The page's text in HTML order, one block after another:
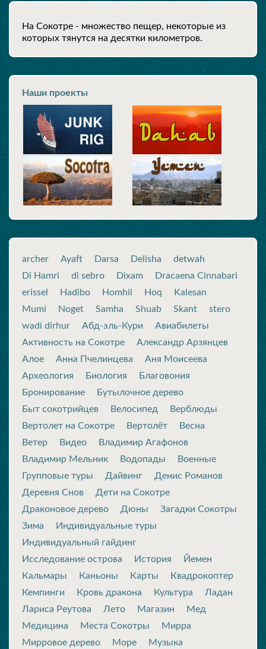
На Сокотре - множество пещер, некоторые из
которых тянутся на десятки километров.
Наши проекты
archer Ayaft Darsa Delisha
detwah
Di Hamri
di sebro Dixam
Dracaena Cinnabari
erissel
Hadibo Homhil Hoq
Kalesan
Mumi
Noget Samha Shuab Skant
stero
wadi dirhur
Абд-эль-Кури
Авиабилеты
Активность на Сокотре
Александр Арзянцев
Алое
Анна Пчелинцева
Аня Моисеева
Археология
Биология
Благовония
Бронирование
Бутылочное дерево
Быт сокотрийцев
Велосипед
Верблюды
Вертолет на Сокотре
Вертолёт
Весна
Ветер
Видео
Владимир Агафонов
Владимир Мельник
Водопады
Военные
Групповые туры
Дайвинг
Денис Романов
Деревня Снов
Дети на Сокотре
Драконовое дерево
Дюны
Загадки Сокотры
Зима
Индивидуальные туры
Индивидуальный гайдинг
Исследование острова
История
Йемен
Кальмары
Каньоны Карты
Квадрокоптер
Кемпинги
Кровь дракона Культура
Ладан
Лариса Реутова
Лето Магазин
Мед
Медицина
Места Сокотры
Мирра
Мирровое дерево
Море
Музыка